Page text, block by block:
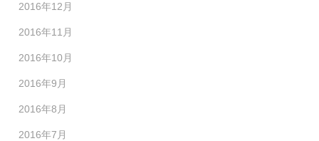
2016年12月
2016年11月
2016年10月
2016年9月
2016年8月
2016年7月